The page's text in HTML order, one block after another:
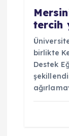
tercih
birlikte
Destek